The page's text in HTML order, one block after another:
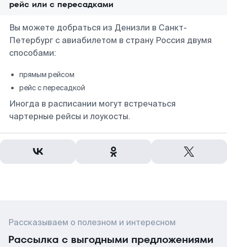
рейс или с пересадками
Вы можете добраться из Денизли в Санкт-
Петербург с авиабилетом в страну Россия двумя
способами:
прямым рейсом
рейс с пересадкой
Иногда в расписании могут встречаться
чартерные рейсы и лоукосты.
Рассказываем о полезном и интересном
Рассылка с выгодными предложениями